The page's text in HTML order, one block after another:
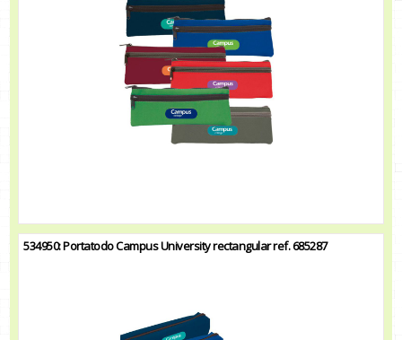
534950: Portatodo Campus University rectangular ref. 685287